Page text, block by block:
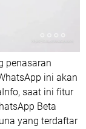
penasaran
ini akan
saat ini fitur
Beta
yang terdaftar